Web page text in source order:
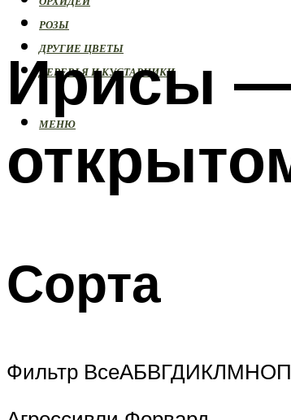
РОЗЫ
ДРУГИЕ ЦВЕТЫ
ДЕРЕВЬЯ И КУСТАРНИКИ
МЕНЮ
Ирисы —
Сорта
Фильтр